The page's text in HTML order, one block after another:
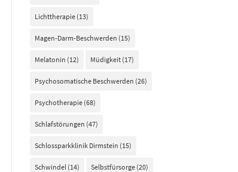
Lichttherapie(13)
Magen-Darm-Beschwerden (15)
Melatonin (12) Müdigkeit(17)
Psychosomatische Beschwerden (26)
Psychotherapie(68)
Schlafstörungen (47)
Schlossparkklinik Dirmstein (15)
Schwindel (14) Selbstfürsorge(20)